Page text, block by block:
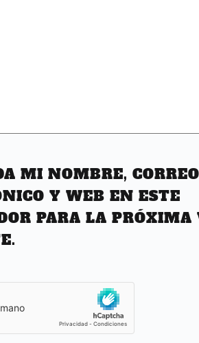
MI NOMBRE, CORREO
Y WEB EN ESTE
PARA LA PRÓXIMA